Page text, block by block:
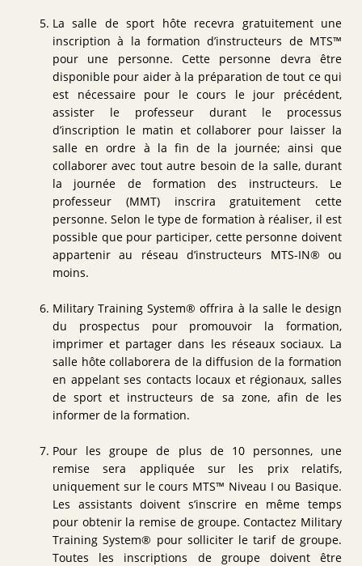
La salle de sport hôte recevra gratuitement une
inscription à la formation d’instructeurs de MTS™
pour une personne. Cette personne devra être
disponible pour aider à la préparation de tout ce qui
est nécessaire pour le cours le jour précédent,
assister le professeur durant le processus
d’inscription le matin et collaborer pour laisser la
salle en ordre à la fin de la journée; ainsi que
collaborer avec tout autre besoin de la salle, durant
la journée de formation des instructeurs. Le
professeur (MMT) inscrira gratuitement cette
personne. Selon le type de formation à réaliser, il est
possible que pour participer, cette personne doivent
appartenir au réseau d’instructeurs MTS-IN® ou
moins.
Military Training System® offrira à la salle le design
du prospectus pour promouvoir la formation,
imprimer et partager dans les réseaux sociaux. La
salle hôte collaborera de la diffusion de la formation
en appelant ses contacts locaux et régionaux, salles
de sport et instructeurs de sa zone, afin de les
informer de la formation.
Pour les groupe de plus de 10 personnes, une
remise sera appliquée sur les prix relatifs,
uniquement sur le cours MTS™ Niveau I ou Basique.
Les assistants doivent s’inscrire en même temps
pour obtenir la remise de groupe. Contactez Military
Training System® pour solliciter le tarif de groupe.
Toutes les inscriptions de groupe doivent être